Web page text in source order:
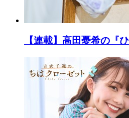
【連載】高田憂希の『